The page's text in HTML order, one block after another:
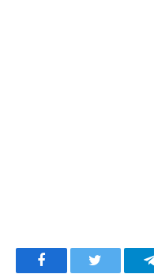
Facebook